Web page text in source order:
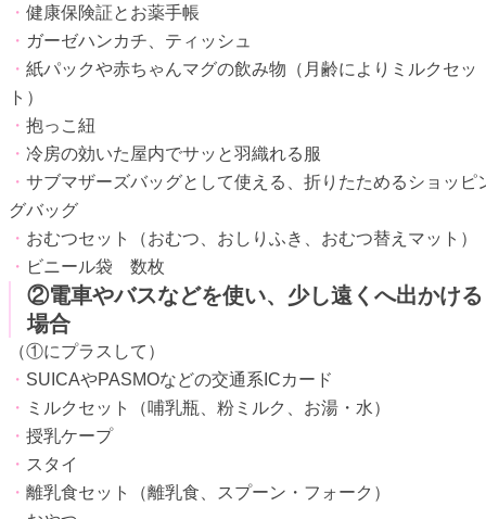
・ 健康保険証とお薬手帳
・ ガーゼハンカチ、ティッシュ
・ 紙パックや赤ちゃんマグの飲み物（月齢によりミルクセッ
ト）
・ 抱っこ紐
・ 冷房の効いた屋内でサッと羽織れる服
・ サブマザーズバッグとして使える、折りたためるショッピ
グバッグ
・ おむつセット（おむつ、おしりふき、おむつ替えマット）
・ ビニール袋 数枚
②電車やバスなどを使い、少し遠くへ出かける
場合
（①にプラスして）
・ SUICAやPASMOなどの交通系ICカード
・ ミルクセット（哺乳瓶、粉ミルク、お湯・水）
・ 授乳ケープ
・ スタイ
・ 離乳食セット（離乳食、スプーン・フォーク）